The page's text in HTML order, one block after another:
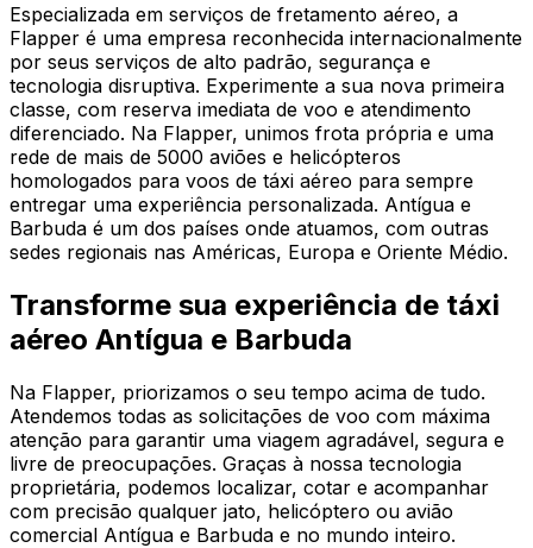
Especializada em serviços de fretamento aéreo, a
Flapper é uma empresa reconhecida internacionalmente
por seus serviços de alto padrão, segurança e
tecnologia disruptiva. Experimente a sua nova primeira
classe, com reserva imediata de voo e atendimento
diferenciado. Na Flapper, unimos frota própria e uma
rede de mais de 5000 aviões e helicópteros
homologados para voos de táxi aéreo para sempre
entregar uma experiência personalizada. Antígua e
Barbuda é um dos países onde atuamos, com outras
sedes regionais nas Américas, Europa e Oriente Médio.
Transforme sua experiência de táxi
aéreo Antígua e Barbuda
Na Flapper, priorizamos o seu tempo acima de tudo.
Atendemos todas as solicitações de voo com máxima
atenção para garantir uma viagem agradável, segura e
livre de preocupações. Graças à nossa tecnologia
proprietária, podemos localizar, cotar e acompanhar
com precisão qualquer jato, helicóptero ou avião
comercial Antígua e Barbuda e no mundo inteiro.